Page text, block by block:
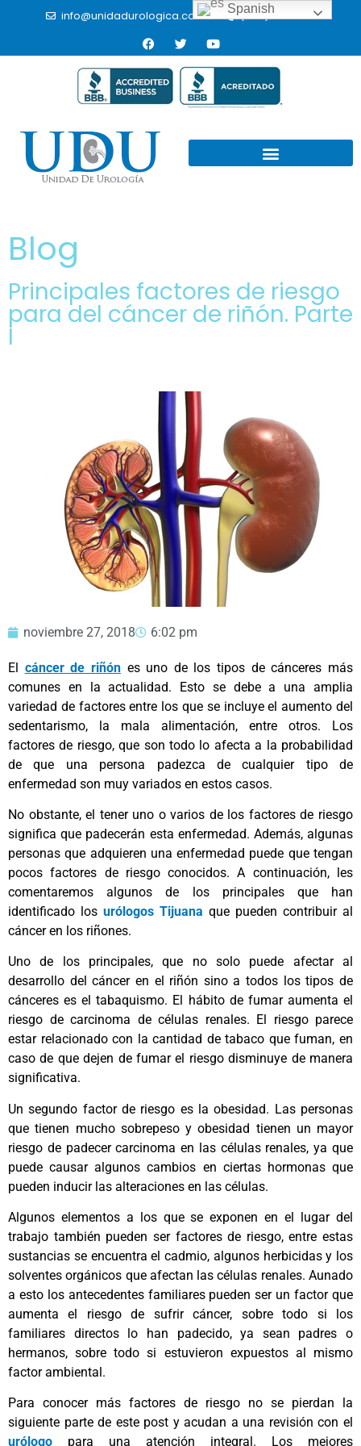
info@unidadurologica.com.mx (664) 9766433
Blog
Principales factores de riesgo
para del cáncer de riñón. Parte
I
noviembre 27, 2018 6:02 pm
El cáncer de riñónes uno de los tipos de cánceres más
comunes en la actualidad. Esto se debe a una amplia
variedad de factores entre los que se incluye el aumento del
sedentarismo, la mala alimentación, entre otros. Los
factores de riesgo, que son todo lo afecta a la probabilidad
de que una persona padezca de cualquier tipo de
enfermedad son muy variados en estos casos.
No obstante, el tener uno o varios de los factores de riesgo
significa que padecerán esta enfermedad. Además, algunas
personas que adquieren una enfermedad puede que tengan
pocos factores de riesgo conocidos. A continuación, les
comentaremos algunos de los principales que han
identificado los urólogos Tijuana que pueden contribuir al
cáncer en los riñones.
Uno de los principales, que no solo puede afectar al
desarrollo del cáncer en el riñón sino a todos los tipos de
cánceres es el tabaquismo. El hábito de fumar aumenta el
riesgo de carcinoma de células renales. El riesgo parece
estar relacionado con la cantidad de tabaco que fuman, en
caso de que dejen de fumar el riesgo disminuye de manera
significativa.
Un segundo factor de riesgo es la obesidad. Las personas
que tienen mucho sobrepeso y obesidad tienen un mayor
riesgo de padecer carcinoma en las células renales, ya que
puede causar algunos cambios en ciertas hormonas que
pueden inducir las alteraciones en las células.
Algunos elementos a los que se exponen en el lugar del
trabajo también pueden ser factores de riesgo, entre estas
sustancias se encuentra el cadmio, algunos herbicidas y los
solventes orgánicos que afectan las células renales. Aunado
a esto los antecedentes familiares pueden ser un factor que
aumenta el riesgo de sufrir cáncer, sobre todo si los
familiares directos lo han padecido, ya sean padres o
hermanos, sobre todo si estuvieron expuestos al mismo
factor ambiental.
Para conocer más factores de riesgo no se pierdan la
siguiente parte de este post y acudan a una revisión con el
urólogo para una atención integral. Los mejores
Spanish